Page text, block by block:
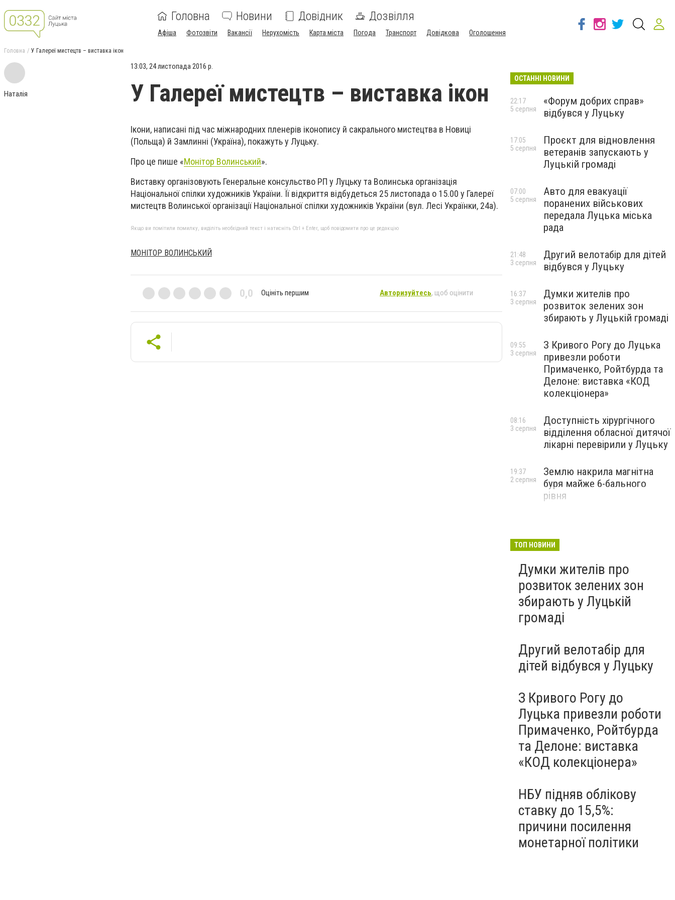
Головна Новини Довідник Дозвілля
Афіша Фотозвіти Вакансії Нерухомість Карта міста Погода Транспорт Довідкова Оголошення
Головна У Галереї мистецтв – виставка ікон
Наталія
13:03, 24 листопада 2016 р.
У Галереї мистецтв – виставка ікон
Ікони, написані під час міжнародних пленерів іконопису й сакрального мистецтва в Новиці
(Польща) й Замлинні (Україна), покажуть у Луцьку.
Про це пише «Монітор Волинський».
Виставку організовують Генеральне консульство РП у Луцьку та Волинська організація
Національної спілки художників України. Її відкриття відбудеться 25 листопада о 15.00 у Галереї
мистецтв Волинської організації Національної спілки художників України (вул. Лесі Українки, 24а).
Якщо ви помітили помилку, виділіть необхідний текст і натисніть Ctrl + Enter, щоб повідомити про це редакцію
МОНІТОР ВОЛИНСЬКИЙ
0,0 Оцініть першим Авторизуйтесь, щоб оцінити
ОСТАННІ НОВИНИ
«Форум добрих справ»
відбувся у Луцьку
22:17
5 серпня
Проєкт для відновлення
ветеранів запускають у
Луцькій громаді
17:05
5 серпня
Авто для евакуації
поранених військових
передала Луцька міська
рада
07:00
5 серпня
Другий велотабір для дітей
відбувся у Луцьку
21:48
3 серпня
Думки жителів про
розвиток зелених зон
збирають у Луцькій громаді
16:37
3 серпня
З Кривого Рогу до Луцька
привезли роботи
Примаченко, Ройтбурда та
Делоне: виставка «КОД
колекціонера»
09:55
3 серпня
Доступність хірургічного
відділення обласної дитячої
лікарні перевірили у Луцьку
08:16
3 серпня
Землю накрила магнітна
буря майже 6-бального
рівня
19:37
2 серпня
ТОП НОВИНИ
Думки жителів про
розвиток зелених зон
збирають у Луцькій
громаді
Другий велотабір для
дітей відбувся у Луцьку
З Кривого Рогу до
Луцька привезли роботи
Примаченко, Ройтбурда
та Делоне: виставка
«КОД колекціонера»
НБУ підняв облікову
ставку до 15,5%:
причини посилення
монетарної політики